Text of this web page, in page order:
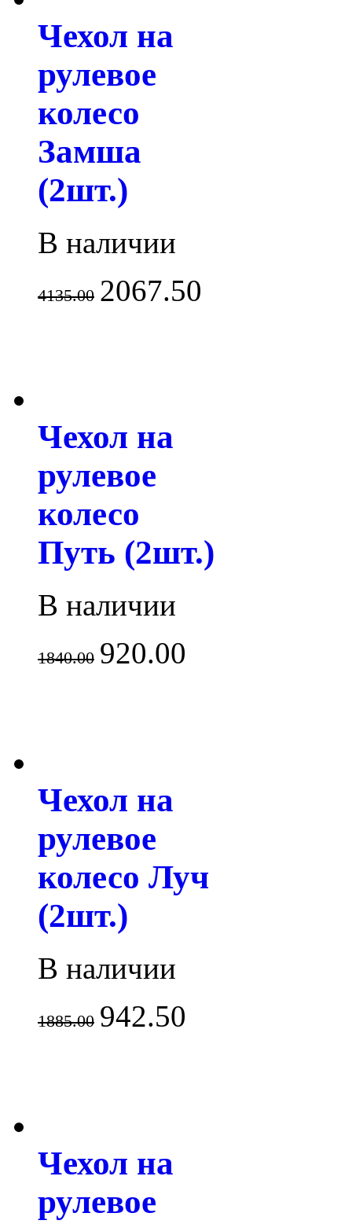
Чехол на
рулевое
колесо
Замша
(2шт.)
В наличии
4135.00 2067.50
Чехол на
рулевое
колесо
Путь (2шт.)
В наличии
1840.00 920.00
Чехол на
рулевое
колесо Луч
(2шт.)
В наличии
1885.00 942.50
Чехол на
рулевое